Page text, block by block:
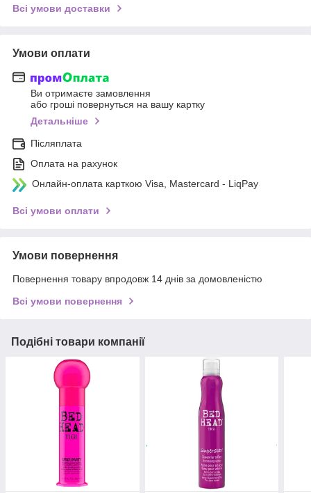
Всі умови доставки
Умови оплати
Ви отримаєте замовлення
або гроші повернуться на вашу картку
Детальніше
Післяплата
Оплата на рахунок
Онлайн-оплата карткою Visa, Mastercard - LiqPay
Всі умови оплати
Умови повернення
Повернення товару впродовж 14 днів за домовленістю
Всі умови повернення
Подібні товари компанії